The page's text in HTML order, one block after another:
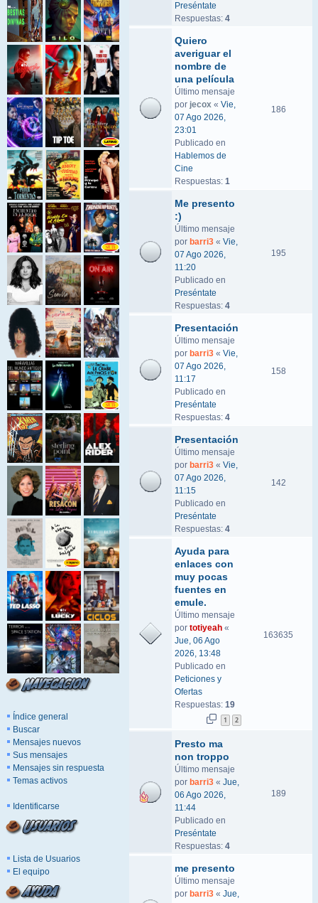
Índice general
Buscar
Mensajes nuevos
Sus mensajes
Mensajes sin respuesta
Temas activos
Identificarse
Lista de Usuarios
El equipo
Preséntate
Respuestas: 4
Quiero
averiguar el
nombre de
una película
Último mensaje
por jecox « Vie,
07 Ago 2026,
23:01
Publicado en
Hablemos de
Cine
Respuestas: 1
186
Me presento
:)
Último mensaje
por barri3 « Vie,
07 Ago 2026,
11:20
Publicado en
Preséntate
Respuestas: 4
195
Presentación
Último mensaje
por barri3 « Vie,
07 Ago 2026,
11:17
Publicado en
Preséntate
Respuestas: 4
158
Presentación
Último mensaje
por barri3 « Vie,
07 Ago 2026,
11:15
Publicado en
Preséntate
Respuestas: 4
142
Ayuda para
enlaces con
muy pocas
fuentes en
emule.
Último mensaje
por totiyeah «
Jue, 06 Ago
2026, 13:48
Publicado en
Peticiones y
Ofertas
Respuestas: 19
1 2
163635
Presto ma
non troppo
Último mensaje
por barri3 « Jue,
06 Ago 2026,
11:44
Publicado en
Preséntate
Respuestas: 4
189
me presento
Último mensaje
por barri3 « Jue,